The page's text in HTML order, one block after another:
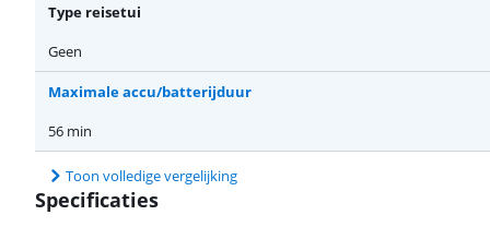
Type reisetui
Geen
Maximale accu/batterijduur
56 min
Toon volledige vergelijking
Specificaties